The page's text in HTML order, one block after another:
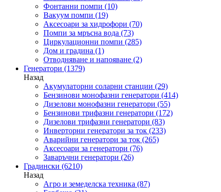
Фонтанни помпи (10)
Вакуум помпи (19)
Аксесоари за хидрофори (70)
Помпи за мръсна вода (73)
Циркулационни помпи (285)
Дом и градина (1)
Отводняване и напояване (2)
Генератори (1379)
Назад
Акумулаторни соларни станции (29)
Бензинови монофазни генератори (414)
Дизелови монофазни генератори (55)
Бензинови трифазни генератори (172)
Дизелови трифазни генератори (83)
Инверторни генератори за ток (233)
Аварийни генератори за ток (265)
Аксесоари за генератори (76)
Заваръчни генератори (26)
Градински (6210)
Назад
Агро и земеделска техника (87)